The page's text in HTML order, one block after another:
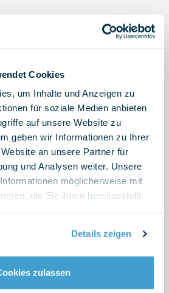
Cookies
um Inhalte und Anzeigen zu
für soziale Medien anbieten
auf unsere Website zu
geben wir Informationen zu Ihrer
an unsere Partner für
und Analysen weiter. Unsere
möglicherweise mit
die Sie ihnen bereitgestellt
Details zeigen
zulassen
Norway
L ENERGIE ATOMIQUE ET AUX
Belgium
MUENCHEN,
D ELECTRICITE ET DE
DIILISTIRIA KORINTHOU
GMBH, Germany
DE SUISSE